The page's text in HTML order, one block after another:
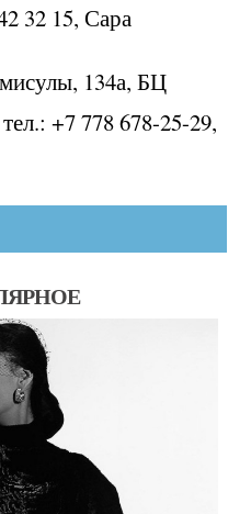
32 15, Сара
134а, БЦ
+7 778 678-25-29,